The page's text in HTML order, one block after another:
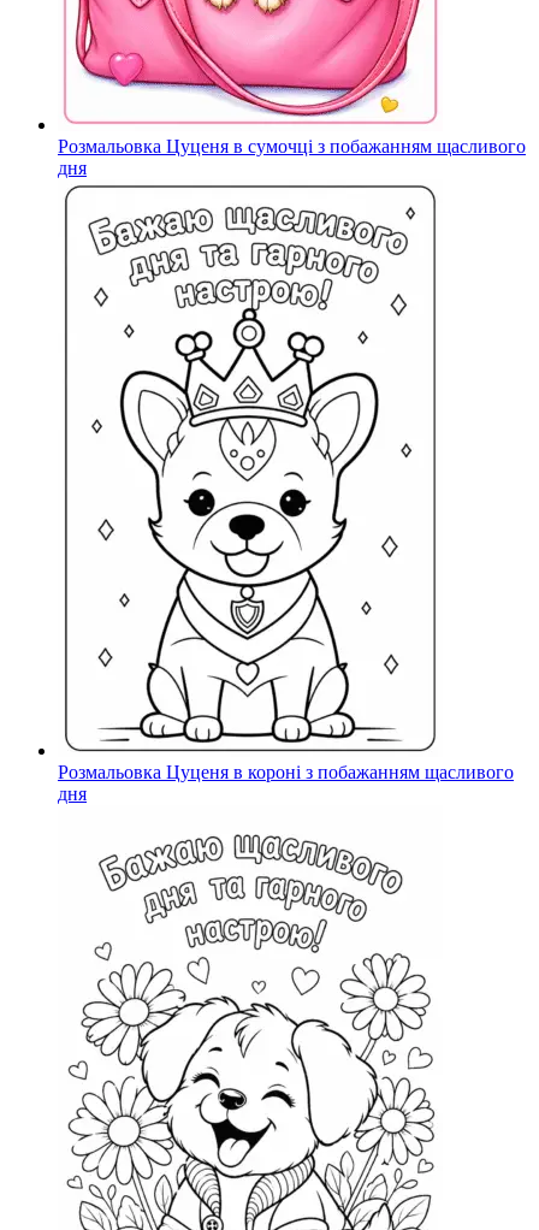
Розмальовка Цуценя в сумочці з побажанням щасливого
дня
Розмальовка Цуценя в короні з побажанням щасливого
дня